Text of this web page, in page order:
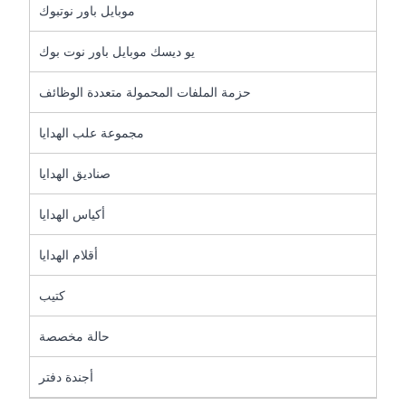
موبايل باور نوتبوك
يو ديسك موبايل باور نوت بوك
حزمة الملفات المحمولة متعددة الوظائف
مجموعة علب الهدايا
صناديق الهدايا
أكياس الهدايا
أقلام الهدايا
كتيب
حالة مخصصة
أجندة دفتر